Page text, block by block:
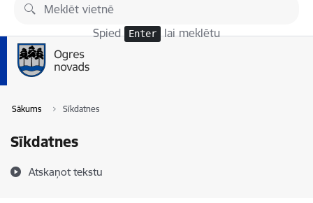
Pāriet uz lapas saturu
Spied Enter lai meklētu
Sākums Sīkdatnes
Sīkdatnes
Atskaņot tekstu